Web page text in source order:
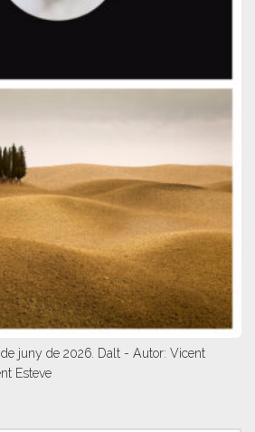
juny de 2026. Dalt - Autor: Vicent
Esteve